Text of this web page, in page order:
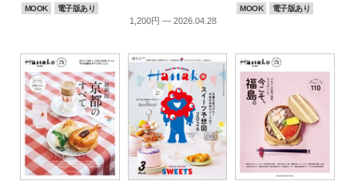
MOOK 電子版あり
1,200円 — 2026.04.28
MOOK 電子版あり